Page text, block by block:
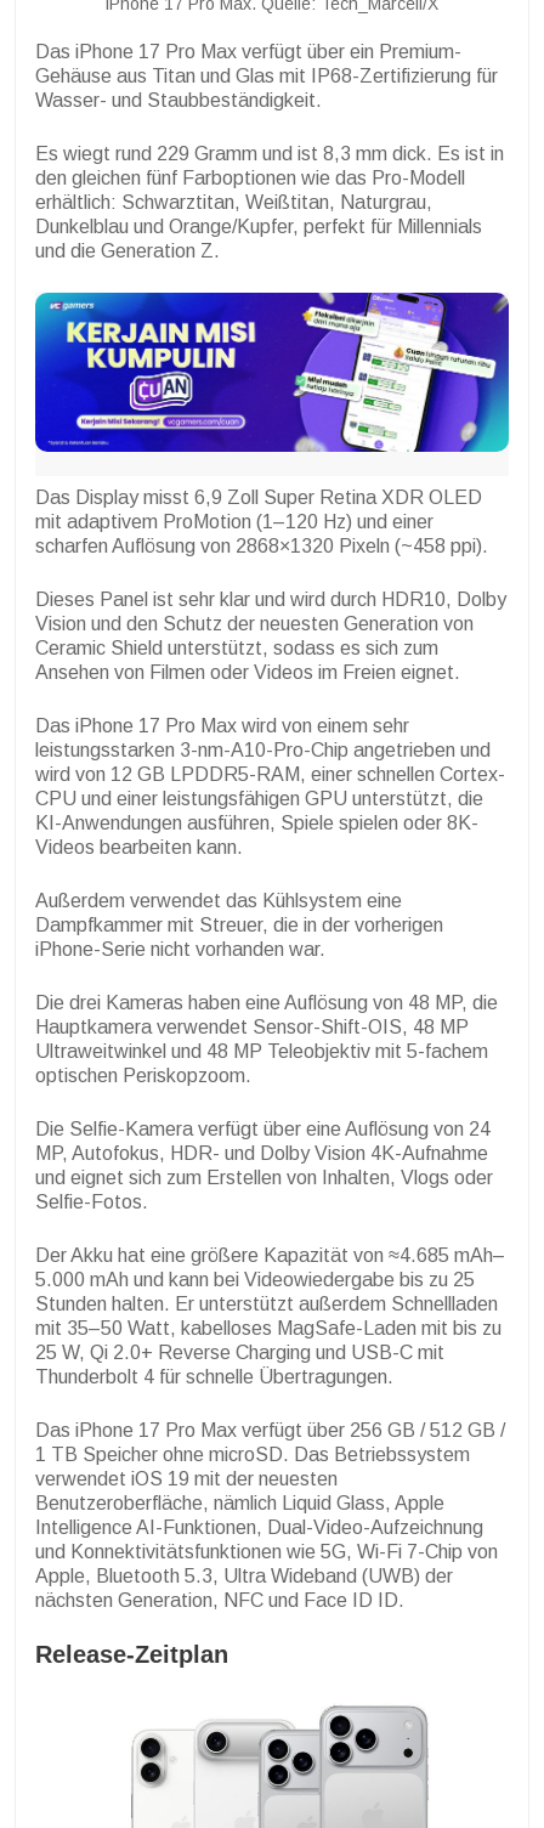
iPhone 17 Pro Max. Quelle: Tech_Marcell/X
Das iPhone 17 Pro Max verfügt über ein Premium-
Gehäuse aus Titan und Glas mit IP68-Zertifizierung für
Wasser- und Staubbeständigkeit.
Es wiegt rund 229 Gramm und ist 8,3 mm dick. Es ist in
den gleichen fünf Farboptionen wie das Pro-Modell
erhältlich: Schwarztitan, Weißtitan, Naturgrau,
Dunkelblau und Orange/Kupfer, perfekt für Millennials
und die Generation Z.
Das Display misst 6,9 Zoll Super Retina XDR OLED
mit adaptivem ProMotion (1–120 Hz) und einer
scharfen Auflösung von 2868×1320 Pixeln (~458 ppi).
Dieses Panel ist sehr klar und wird durch HDR10, Dolby
Vision und den Schutz der neuesten Generation von
Ceramic Shield unterstützt, sodass es sich zum
Ansehen von Filmen oder Videos im Freien eignet.
Das iPhone 17 Pro Max wird von einem sehr
leistungsstarken 3-nm-A10-Pro-Chip angetrieben und
wird von 12 GB LPDDR5-RAM, einer schnellen Cortex-
CPU und einer leistungsfähigen GPU unterstützt, die
KI-Anwendungen ausführen, Spiele spielen oder 8K-
Videos bearbeiten kann.
Außerdem verwendet das Kühlsystem eine
Dampfkammer mit Streuer, die in der vorherigen
iPhone-Serie nicht vorhanden war.
Die drei Kameras haben eine Auflösung von 48 MP, die
Hauptkamera verwendet Sensor-Shift-OIS, 48 MP
Ultraweitwinkel und 48 MP Teleobjektiv mit 5-fachem
optischen Periskopzoom.
Die Selfie-Kamera verfügt über eine Auflösung von 24
MP, Autofokus, HDR- und Dolby Vision 4K-Aufnahme
und eignet sich zum Erstellen von Inhalten, Vlogs oder
Selfie-Fotos.
Der Akku hat eine größere Kapazität von ≈4.685 mAh–
5.000 mAh und kann bei Videowiedergabe bis zu 25
Stunden halten. Er unterstützt außerdem Schnellladen
mit 35–50 Watt, kabelloses MagSafe-Laden mit bis zu
25 W, Qi 2.0+ Reverse Charging und USB-C mit
Thunderbolt 4 für schnelle Übertragungen.
Das iPhone 17 Pro Max verfügt über 256 GB / 512 GB /
1 TB Speicher ohne microSD. Das Betriebssystem
verwendet iOS 19 mit der neuesten
Benutzeroberfläche, nämlich Liquid Glass, Apple
Intelligence AI-Funktionen, Dual-Video-Aufzeichnung
und Konnektivitätsfunktionen wie 5G, Wi-Fi 7-Chip von
Apple, Bluetooth 5.3, Ultra Wideband (UWB) der
nächsten Generation, NFC und Face ID ID.
Release-Zeitplan